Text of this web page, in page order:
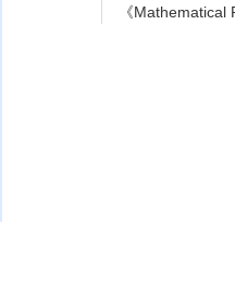
《Mathematical